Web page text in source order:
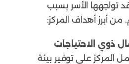
تواجهها الأسر بسبب
من أبرز أهداف المركز:
ذوي الاحتياجات
المركز على توفير بيئة